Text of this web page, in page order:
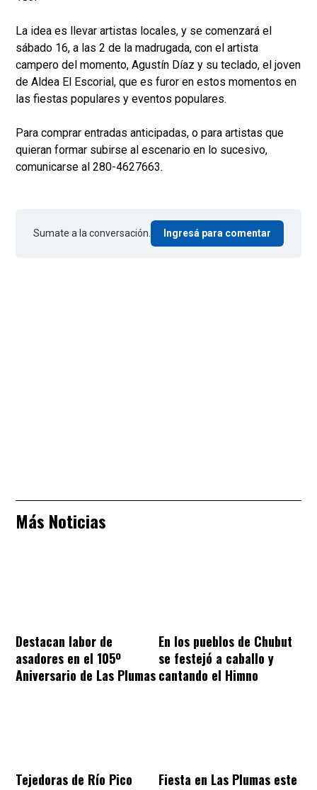
La idea es llevar artistas locales, y se comenzará el
sábado 16, a las 2 de la madrugada, con el artista
campero del momento, Agustín Díaz y su teclado, el joven
de Aldea El Escorial, que es furor en estos momentos en
las fiestas populares y eventos populares.
Para comprar entradas anticipadas, o para artistas que
quieran formar subirse al escenario en lo sucesivo,
comunicarse al 280-4627663.
Sumate a la conversación. Ingresá para comentar
Más Noticias
Destacan labor de
asadores en el 105º
Aniversario de Las Plumas
En los pueblos de Chubut
se festejó a caballo y
cantando el Himno
Tejedoras de Río Pico
Fiesta en Las Plumas este